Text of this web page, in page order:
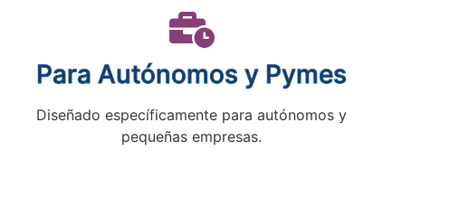
Para Autónomos y Pymes
Diseñado específicamente para autónomos y
pequeñas empresas.